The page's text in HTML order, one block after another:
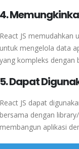
4.
React JS memudahkan
untuk mengelola data
yang kompleks dengan
5. Dapat
React JS dapat
bersama dengan
membangun aplikasi